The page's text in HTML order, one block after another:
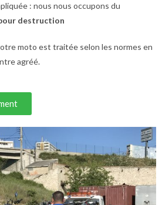
: nous nous occupons du
destruction
moto est traitée selon les normes en
agréé.